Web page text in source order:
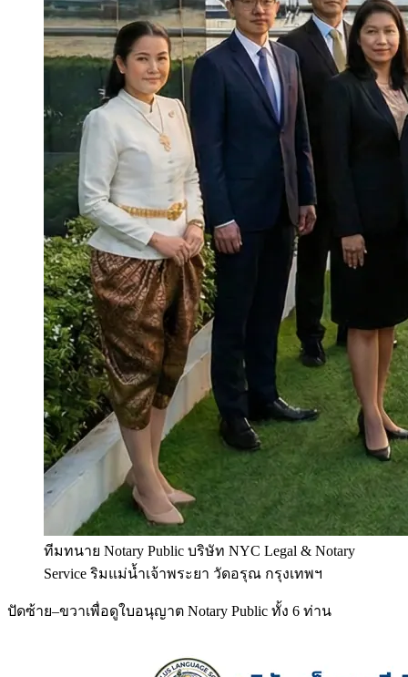
ทีมทนาย Notary Public บริษัท NYC Legal & Notary
Service ริมแม่น้ำเจ้าพระยา วัดอรุณ กรุงเทพฯ
ปัดซ้าย–ขวาเพื่อดูใบอนุญาต Notary Public ทั้ง 6 ท่าน